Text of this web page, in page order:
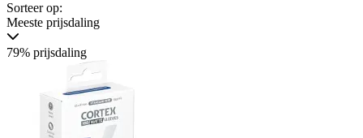
Sorteer op:
Meeste prijsdaling
79% prijsdaling